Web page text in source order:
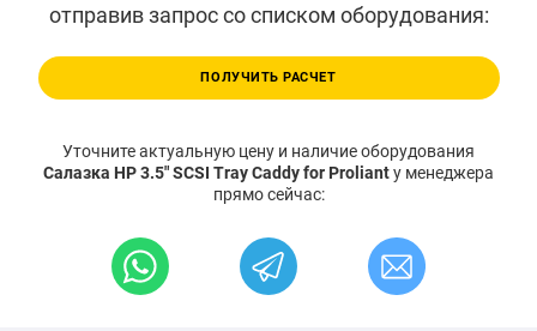
отправив запрос со списком оборудования:
ПОЛУЧИТЬ РАСЧЕТ
Уточните актуальную цену и наличие оборудования
Салазка HP 3.5" SCSI Tray Caddy for Proliantу менеджера
прямо сейчас: